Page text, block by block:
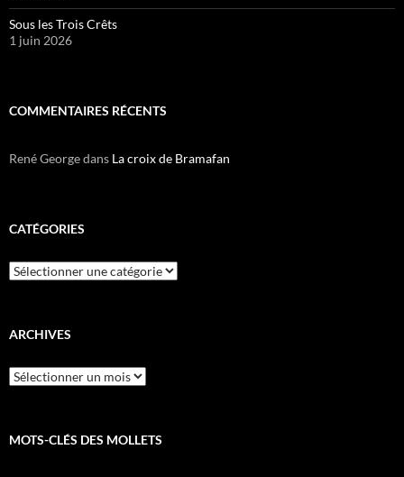
Sous les Trois Crêts
1 juin 2026
COMMENTAIRES RÉCENTS
René Georgedans La croix de Bramafan
CATÉGORIES
Catégories
ARCHIVES
Archives
MOTS-CLÉS DES MOLLETS